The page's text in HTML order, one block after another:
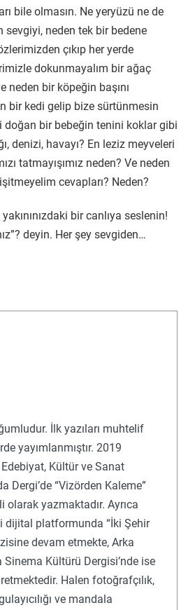
bile olmasın. Ne yeryüzü ne de
sevgiyi, neden tek bir bedene
çıkıp her yerde
dokunmayalım bir ağaç
neden bir köpeğin başını
bir kedi gelip bize sürtünmesin
doğan bir bebeğin tenini koklar gibi
denizi, havayı? En leziz meyveleri
tatmayışımız neden? Ve neden
cevapları? Neden?
bir canlıya seslenin!
deyin. Her şey sevgiden…
İlk yazıları muhtelif
yayımlanmıştır. 2019
Kültür ve Sanat
Dergi’de “Vizörden Kaleme”
olarak yazmaktadır. Ayrıca
dijital platformunda “İki Şehir
devam etmekte, Arka
Sinema Kültürü Dergisi’nde ise
Halen fotoğrafçılık,
ve mandala